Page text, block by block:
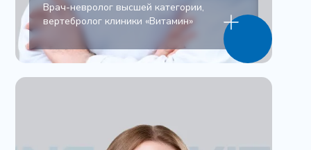
Врач-невролог высшей категории,
вертебролог клиники «Витамин»